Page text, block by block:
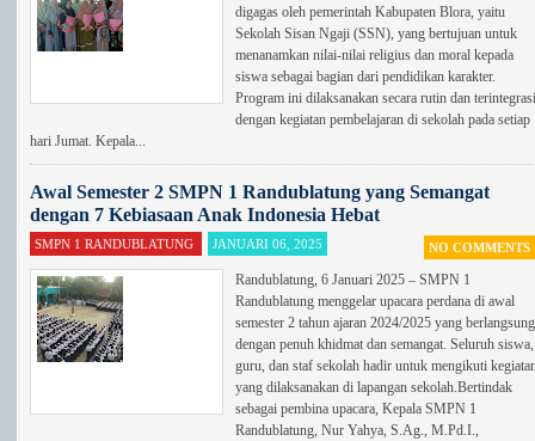
digagas oleh pemerintah Kabupaten Blora, yaitu
Sekolah Sisan Ngaji (SSN), yang bertujuan untuk
menanamkan nilai-nilai religius dan moral kepada
siswa sebagai bagian dari pendidikan karakter.
Program ini dilaksanakan secara rutin dan terintegrasi
dengan kegiatan pembelajaran di sekolah pada setiap
hari Jumat. Kepala...
Awal Semester 2 SMPN 1 Randublatung yang Semangat
dengan 7 Kebiasaan Anak Indonesia Hebat
SMPN 1 RANDUBLATUNG JANUARI 06, 2025 NO COMMENTS
Randublatung, 6 Januari 2025 – SMPN 1
Randublatung menggelar upacara perdana di awal
semester 2 tahun ajaran 2024/2025 yang berlangsung
dengan penuh khidmat dan semangat. Seluruh siswa,
guru, dan staf sekolah hadir untuk mengikuti
yang dilaksanakan di lapangan sekolah.Bertindak
sebagai pembina upacara, Kepala SMPN 1
Randublatung, Nur Yahya, S.Ag., M.Pd.I.,